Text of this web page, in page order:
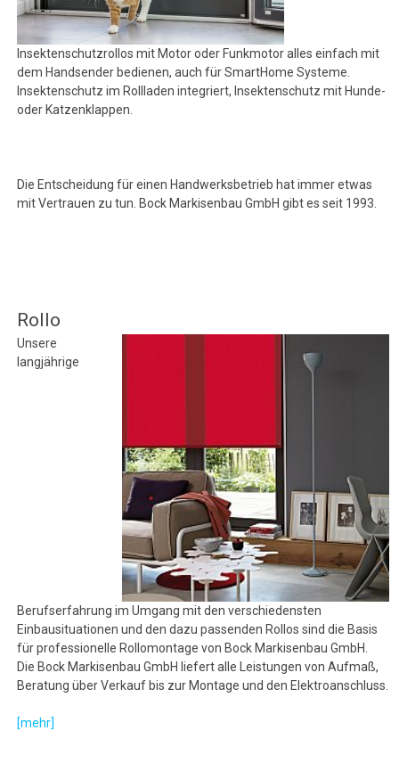
Insektenschutzrollos mit Motor oder Funkmotor alles einfach mit
dem Handsender bedienen, auch für SmartHome Systeme.
Insektenschutz im Rollladen integriert, Insektenschutz mit Hunde-
oder Katzenklappen.
Die Entscheidung für einen Handwerksbetrieb hat immer etwas
mit Vertrauen zu tun. Bock Markisenbau GmbH gibt es seit 1993.
Rollo
Unsere
langjährige
Berufserfahrung im Umgang mit den verschiedensten
Einbausituationen und den dazu passenden Rollos sind die Basis
für professionelle Rollomontage von Bock Markisenbau GmbH.
Die Bock Markisenbau GmbH liefert alle Leistungen von Aufmaß,
Beratung über Verkauf bis zur Montage und den Elektroanschluss.
[mehr]